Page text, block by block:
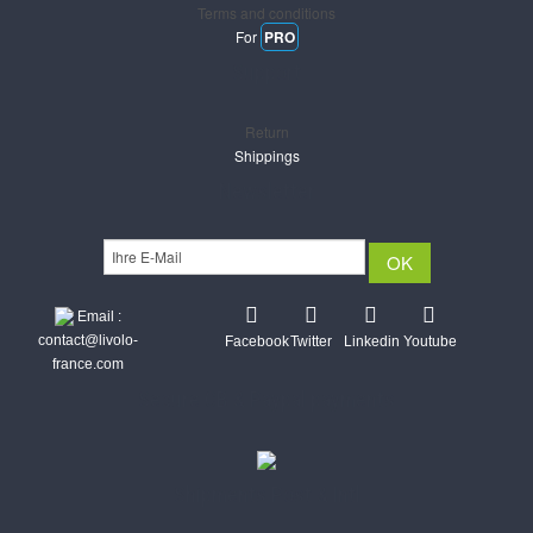
Terms and conditions
For PRO
Return
Shippings
Email :
contact@livolo-
france.com
FacebookTwitter Linkedin Youtube